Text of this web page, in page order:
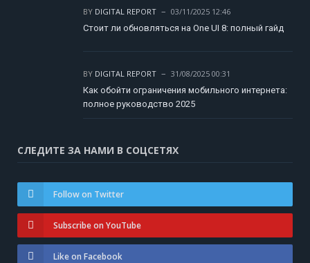
BY DIGITAL REPORT
03/11/2025 12:46
Стоит ли обновляться на One UI 8: полный гайд
BY DIGITAL REPORT
31/08/2025 00:31
Как обойти ограничения мобильного интернета:
полное руководство 2025
СЛЕДИТЕ ЗА НАМИ В СОЦСЕТЯХ
Follow on Twitter
Subscribe on YouTube
Like on Facebook